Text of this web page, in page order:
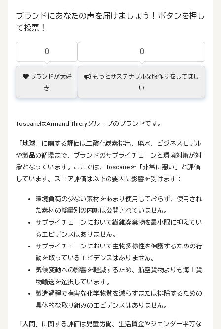
ブランドにあなたの声を届けましょう！ボタンを押し
て投票！
0
ブランドが大好
き
0
もっとサステナブルな服作りをしてほし
い
ToscaneはArmand Thieryグループのブランドです。
「地球」
に関する評価は二酸化炭素排出、廃水、ビジネスモデル
や製品の循環まで、ブランドのサプライチェーンと環境対策が対
象となっています。ここでは、Toscaneを「非常に悪い」と評価
しています。スコア評価は以下の要因に影響を受けます：
環境負荷の少ない素材をあまり使用しておらず、使用され
た素材の総量別の内訳は公開されていません。
サプライチェーンにおいて繊維廃棄物を最小限に抑えてい
るエビデンスはありません。
サプライチェーンにおいて生物多様性を保護するための行
動を取っているエビデンスはありません。
気候変動への影響を軽減するため、航空貨物よりも海上貨
物輸送を選択しています。
製造過程で有害な化学物質を減らすまたは排除するための
具体的な取り組みのエビデンスはありません。
「人間」
に関する評価は児童労働、生活賃金やジェンダー平等な